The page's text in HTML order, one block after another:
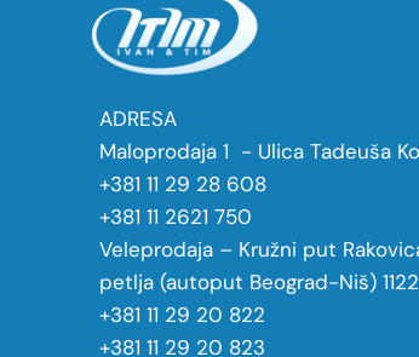
ADRESA
Maloprodaja 1 - Ulica Tadeuša
+381 11 29 28 608
+381 11 2621 750
Veleprodaja – Kružni put
petlja (autoput Beograd-Niš)
+381 11 29 20 822
+381 11 29 20 823